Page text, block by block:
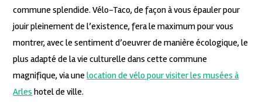
commune splendide. Vélo-Taco, de façon à vous épauler pour
jouir pleinement de l’existence, fera le maximum pour vous
montrer, avec le sentiment d’oeuvrer de manière écologique, le
plus adapté de la vie culturelle dans cette commune
magnifique, via unelocation de vélo pour visiter les musées à
Arles hotel de ville.